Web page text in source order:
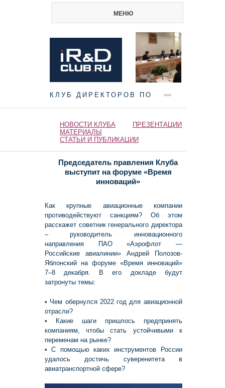
МЕНЮ
КЛУБ ДИРЕКТОРОВ ПО
НАУКЕ И ИННОВАЦИЯМ
НОВОСТИ КЛУБА
ПРЕЗЕНТАЦИИ
МАТЕРИАЛЫ
СТАТЬИ И ПУБЛИКАЦИИ
Председатель правления Клуба
выступит на форуме «Время
инноваций»
Как крупные авиационные компании
противодействуют санкциям? Об этом
расскажет советник генерального директора
– руководитель инновационного
направления ПАО «Аэрофлот —
Российские авиалинии» Андрей Полозов-
Яблонский на форуме «Время инноваций»
7–8 декабря. В его докладе будут
затронуты темы:
• Чем обернулся 2022 год для авиационной
отрасли?
• Какие шаги пришлось предпринять
компаниям, чтобы стать устойчивыми к
переменам на рынке?
• С помощью каких инструментов России
удалось достичь суверенитета в
авиатранспортной сфере?